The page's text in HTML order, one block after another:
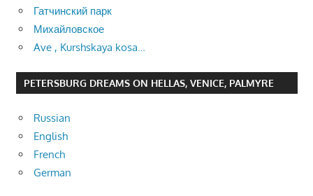
Гатчинский парк
Михайловское
Ave , Kurshskaya kosa…
PETERSBURG DREAMS ON HELLAS, VENICE, PALMYRE
Russian
English
French
German